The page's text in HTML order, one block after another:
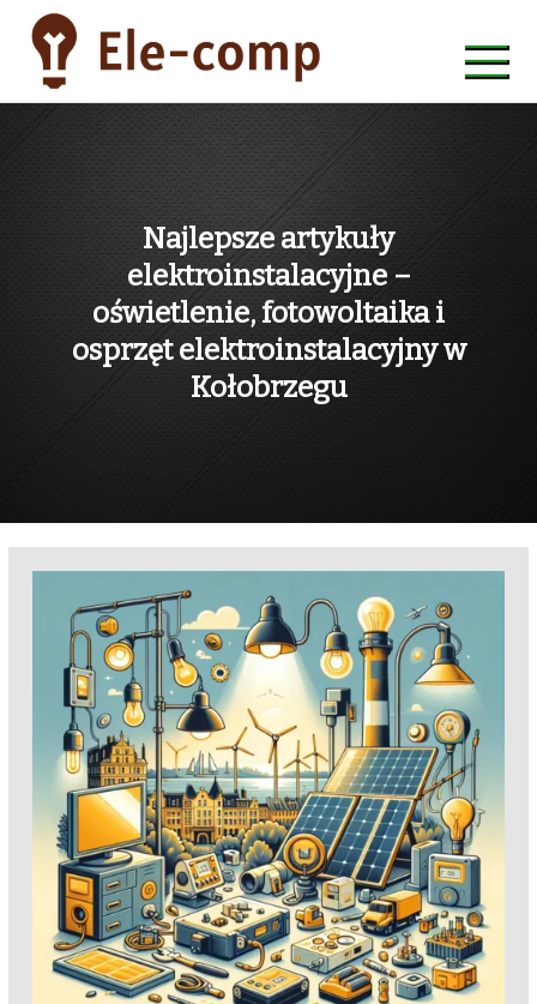
content
ele-comp
Najlepsze artykuły
elektroinstalacyjne –
oświetlenie, fotowoltaika i
osprzęt elektroinstalacyjny w
Kołobrzegu